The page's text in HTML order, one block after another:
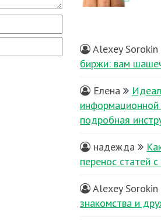
Alexey Sorokin
биржи: вам
Елена
подробная
надежда
перенос статей
Alexey Sorokin
знакомства и